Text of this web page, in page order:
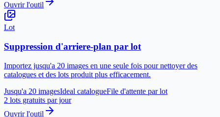
Ouvrir l'outil
Lot
Suppression d'arriere-plan par lot
Importez jusqu'a 20 images en une seule fois pour nettoyer des
catalogues et des lots produit plus efficacement.
Jusqu'a 20 imagesIdeal catalogueFile d'attente par lot
2 lots gratuits par jour
Ouvrir l'outil